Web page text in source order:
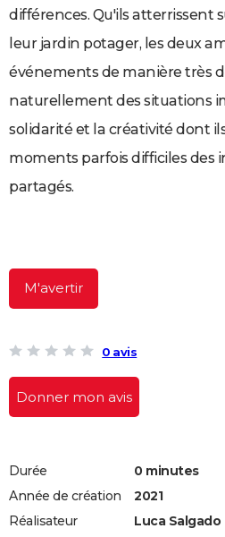
Destinations
City break
Voyage nature
Voyage de noces
Forum
Climat
+
PHOTO
BONS PLANS
CARTE DE VOEUX
Carte de Noël
Carte Bonne année
Carte Saint-Valentin
Carte Pâques
Carte d'anniversaire
DICTIONNAIRE
Dictionnaire
Biographies
Citations
Expressions
Proverbes
S'inscrire
Se connecter
Lycées
Collèges
Primaires
Universités
Entreprises
Service militaire
Avis de recherche
FORUM
Bricolage
Lifestyle
Culture
Sport
Auto
Television
Voyage
Cinema
différences. Qu'ils atterrissent
leur jardin potager, les deux
événements de manière très
naturellement des situations
solidarité et la créativité dont
moments parfois difficiles des
partagés.
M'avertir
0 avis
Donner mon avis
Durée
0 minutes
Année de création
2021
Réalisateur
Luca Salgado